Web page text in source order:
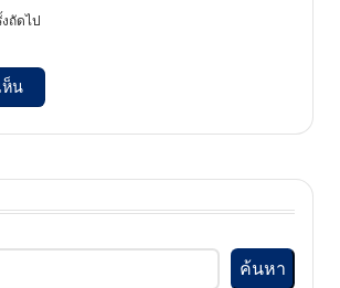
ถัดไป
ค้นหา